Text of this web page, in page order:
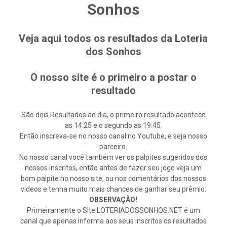
Sonhos
Veja aqui todos os resultados da Loteria
dos Sonhos
O nosso site é o primeiro a postar o
resultado
São dois Resultados ao dia, o primeiro resultado acontece
as 14:25 e o segundo as 19:45.
Então inscreva-se no nosso canal no Youtube, e seja nosso
parceiro.
No nosso canal você também ver os palpites sugeridos dos
nossos inscritos, então antes de fazer seu jogo veja um
bom palpite no nosso site, ou nos comentários dos nossos
videos e tenha muito mais chances de ganhar seu prêmio.
OBSERVAÇÃO!
Primeiramente o Site LOTERIADOSSONHOS.NET é um
canal que apenas informa aos seus Inscritos os resultados